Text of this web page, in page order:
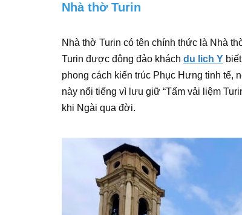
Nhà thờ Turin
Nhà thờ Turin có tên chính thức là Nhà
Turin được đông đảo khách du lich Y
phong cách kiến trúc Phục Hưng tinh tế,
này nổi tiếng vì lưu giữ “Tấm vải liệm
khi Ngài qua đời.